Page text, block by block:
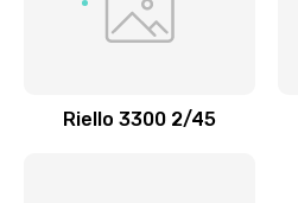
Riello 3300 2/45